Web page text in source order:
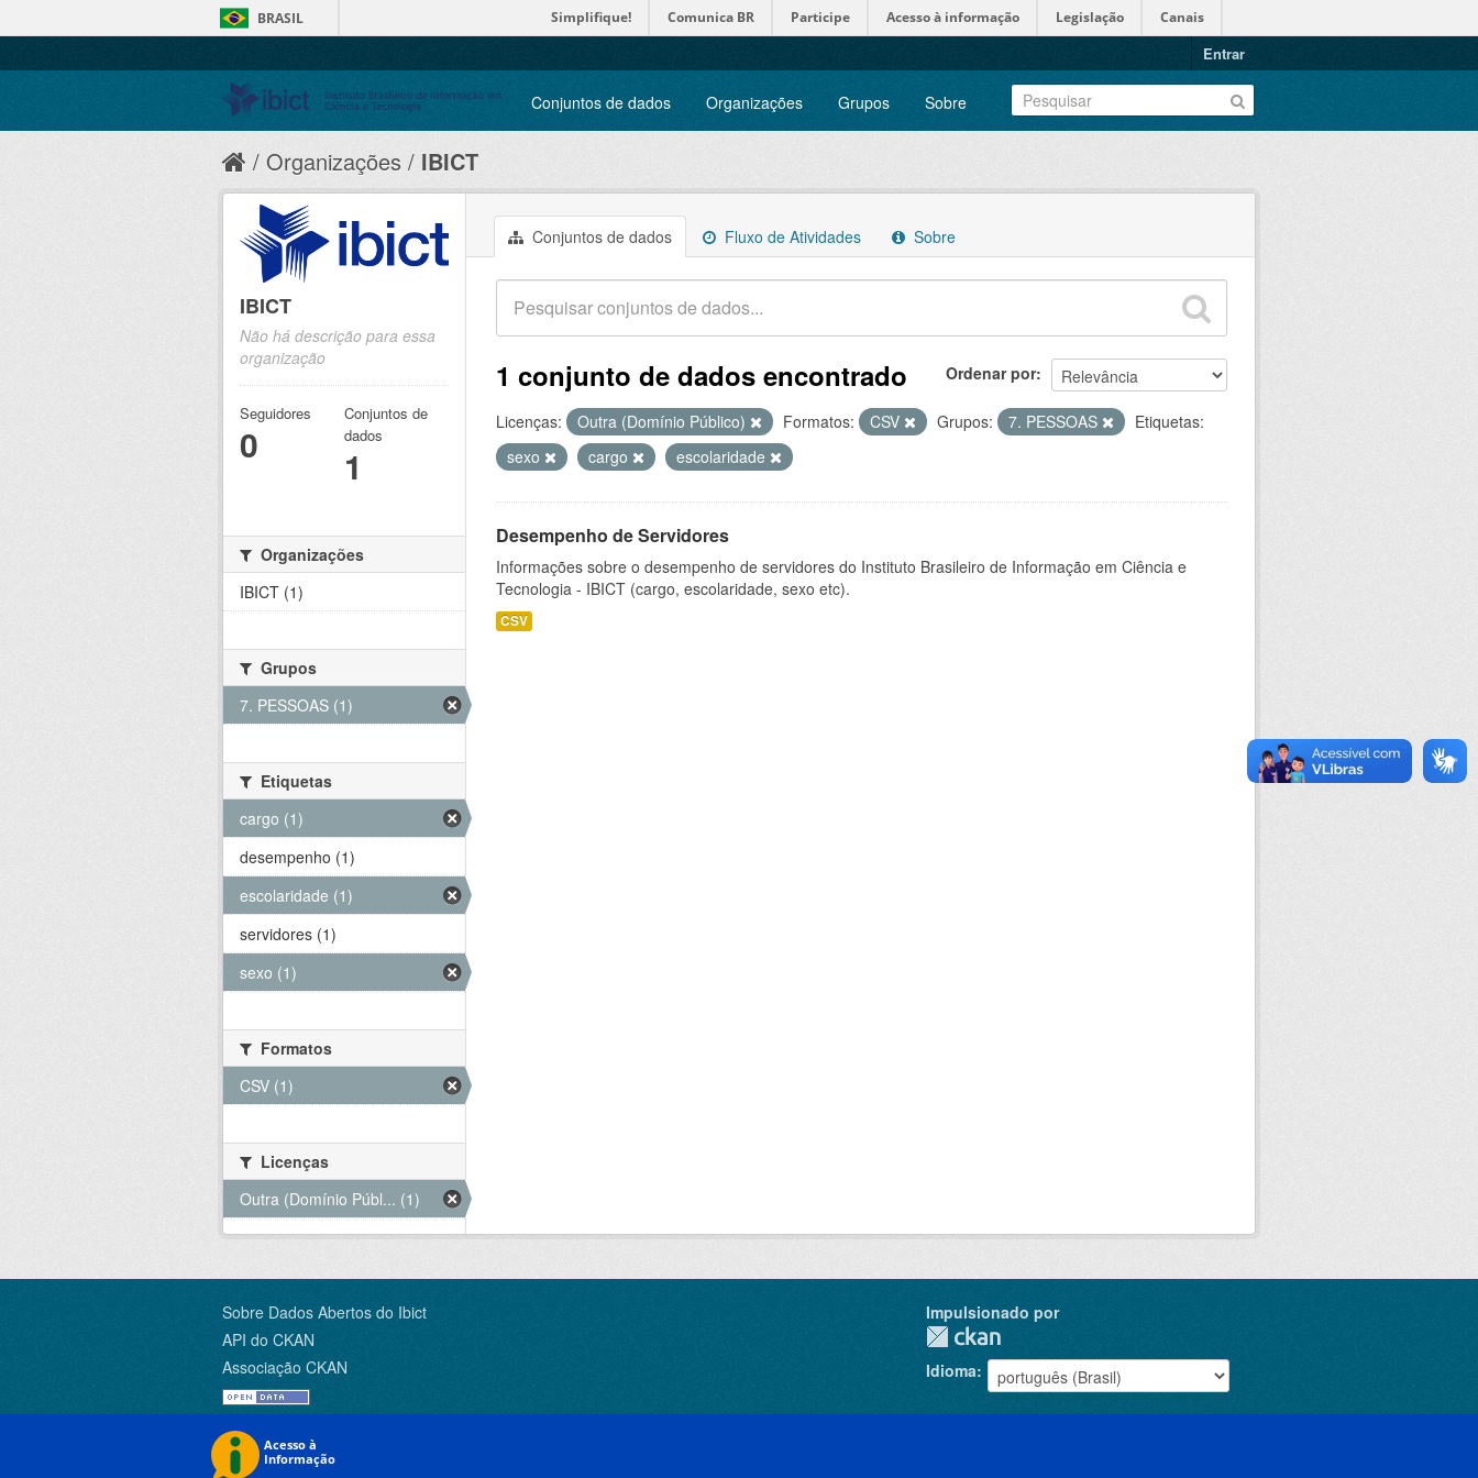
BRASIL Simplifique! Comunica BR Participe Acesso à informação Legislação Canais
Entrar
Conjuntos de dados Organizações Grupos Sobre
Organizações IBICT
Conjuntos de dados Fluxo de Atividades Sobre
Ordenar por
1 conjunto de dados encontrado
Licenças: Outra (Domínio Público) Formatos: CSV Grupos: 7. PESSOAS
Etiquetas:
sexo
cargo escolaridade
Desempenho de Servidores
Informações sobre o desempenho de servidores do Instituto Brasileiro de Informação em Ciência e
Tecnologia - IBICT (cargo, escolaridade, sexo etc).
CSV
IBICT
Não há descrição para essa
organização
Seguidores
0
Conjuntos de
dados
1
Organizações
IBICT (1)
Grupos
7. PESSOAS (1)
Etiquetas
cargo (1)
desempenho (1)
escolaridade (1)
servidores (1)
sexo (1)
Formatos
CSV (1)
Licenças
Outra (Domínio Públ... (1)
Sobre Dados Abertos do Ibict
API do CKAN
Associação CKAN
Impulsionado por
Idioma